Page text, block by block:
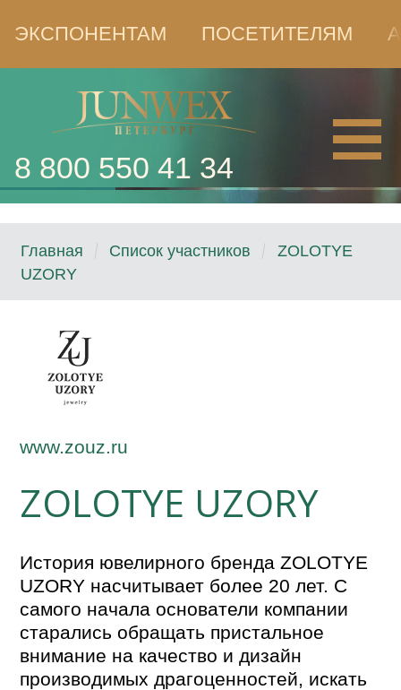
ЭКСПОНЕНТАМ ПОСЕТИТЕЛЯМ
8 800 550 41 34
Главная Список участников
ZOLOTYE
UZORY
www.zouz.ru
ZOLOTYE UZORY
История ювелирного бренда ZOLOTYE
UZORY насчитывает более 20 лет. С
самого начала основатели компании
старались обращать пристальное
внимание на качество и дизайн
производимых драгоценностей, искать